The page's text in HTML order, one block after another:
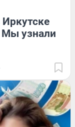
Мы узнали